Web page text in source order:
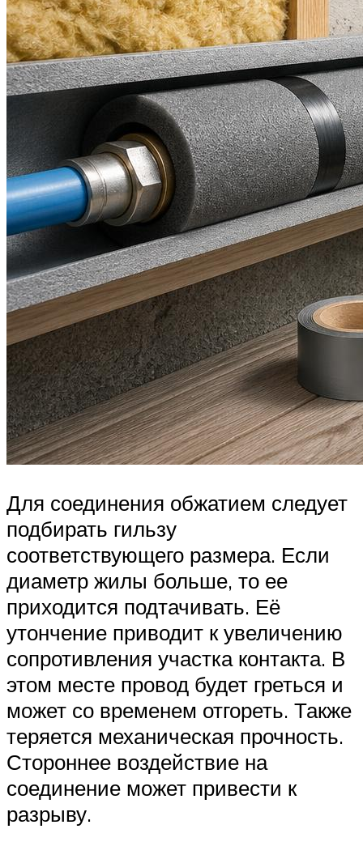
Для соединения обжатием следует
подбирать гильзу
соответствующего размера. Если
диаметр жилы больше, то ее
приходится подтачивать. Её
утончение приводит к увеличению
сопротивления участка контакта. В
этом месте провод будет греться и
может со временем отгореть. Также
теряется механическая прочность.
Стороннее воздействие на
соединение может привести к
разрыву.